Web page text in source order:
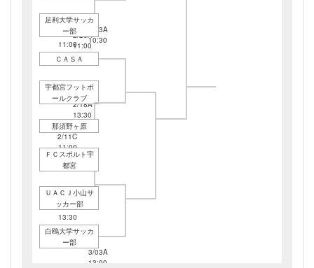
3/03A
10:30
2/25A
11:00
2/11A
11:00
足利大学サッカ
ー部
ＣＡＳＡ
2/18A
13:30
宇都宮フットボ
ールクラブ
2/11C
11:00
那須野ヶ原
3/03A
13:00
ＦＣスポルト宇
都宮
2/11C
13:30
ＵＡＣＪ小山サ
ッカー部
白鴎大学サッカ
ー部